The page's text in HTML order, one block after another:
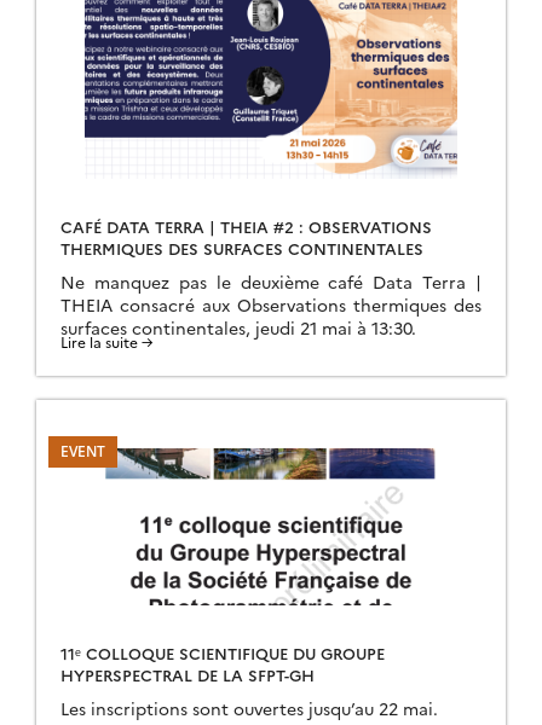
CAFÉ DATA TERRA | THEIA #2 : OBSERVATIONS
THERMIQUES DES SURFACES CONTINENTALES
Ne manquez pas le deuxième café Data Terra |
THEIA consacré aux Observations thermiques des
surfaces continentales, jeudi 21 mai à 13:30.
Lire la suite →
11ᵉ COLLOQUE SCIENTIFIQUE DU GROUPE
HYPERSPECTRAL DE LA SFPT-GH
Les inscriptions sont ouvertes jusqu’au 22 mai.